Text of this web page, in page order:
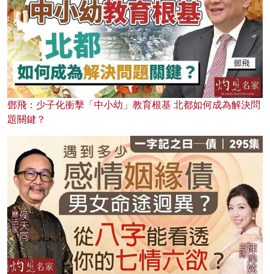
鄧飛：少子化衝擊「中小幼」教育根基 北都如何成為解決問
題關鍵？